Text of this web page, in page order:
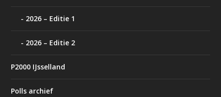
2026 – Editie 1
2026 – Editie 2
P2000 IJsselland
Polls archief